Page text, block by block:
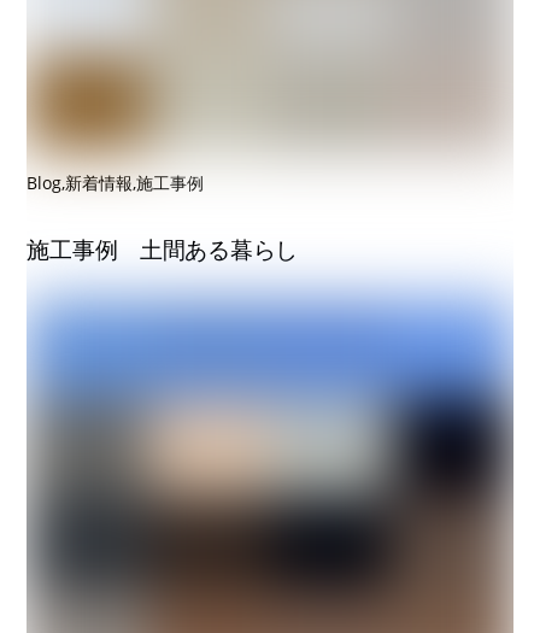
Blog,新着情報,施工事例
施工事例 土間ある暮らし